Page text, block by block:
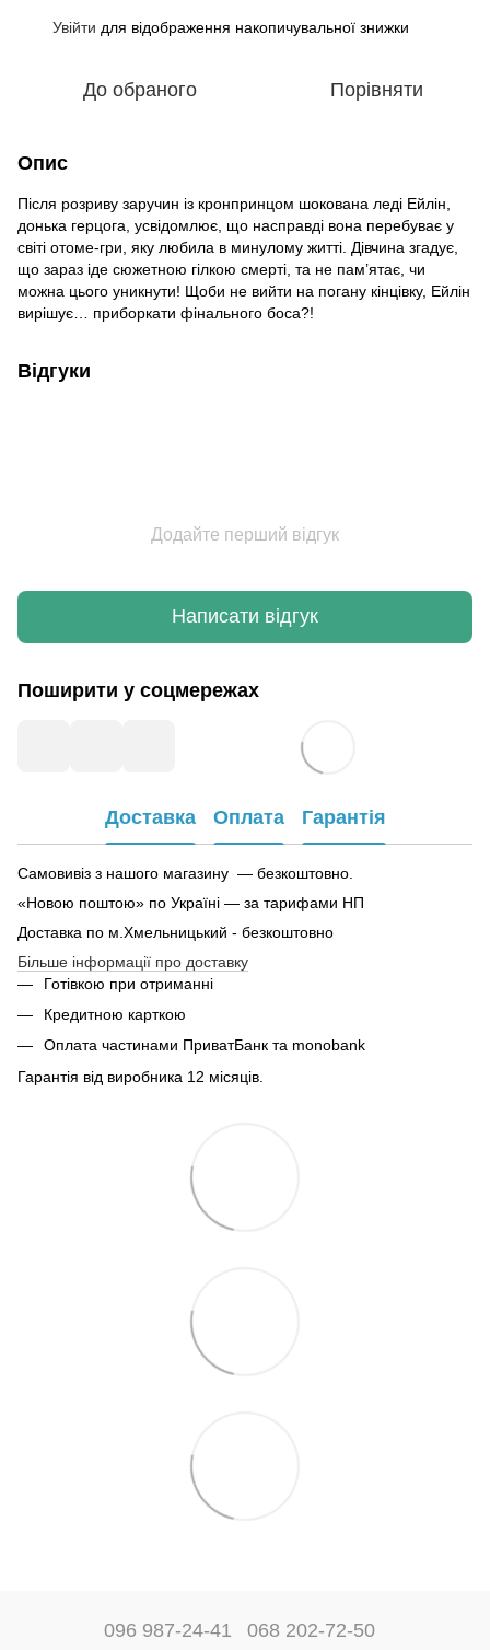
Увійти для відображення накопичувальної знижки
До обраного Порівняти
Опис
Після розриву заручин із кронпринцом шокована леді Ейлін,
донька герцога, усвідомлює, що насправді вона перебуває у
світі отоме-гри, яку любила в минулому житті. Дівчина згадує,
що зараз іде сюжетною гілкою смерті, та не пам’ятає, чи
можна цього уникнути! Щоби не вийти на погану кінцівку, Ейлін
вирішує… приборкати фінального боса?!
Відгуки
Додайте перший відгук
Написати відгук
Поширити у соцмережах
Доставка Оплата Гарантія
Самовивіз з нашого магазину — безкоштовно.
«Новою поштою» по Україні — за тарифами НП
Доставка по м.Хмельницький - безкоштовно
Більше інформації про доставку
Готівкою при отриманні
Кредитною карткою
Оплата частинами ПриватБанк та monobank
Гарантія від виробника 12 місяців.
096 987-24-41 068 202-72-50